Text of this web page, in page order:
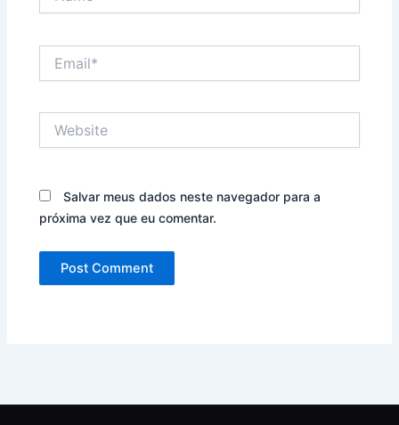
Salvar meus dados neste navegador para a
próxima vez que eu comentar.